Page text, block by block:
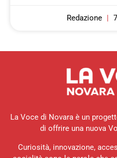
Redazione
La Voce di Novara è un
di offrire una nuova
Curiosità, innovazione,